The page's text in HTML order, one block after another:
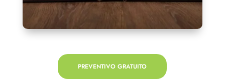
PREVENTIVO GRATUITO